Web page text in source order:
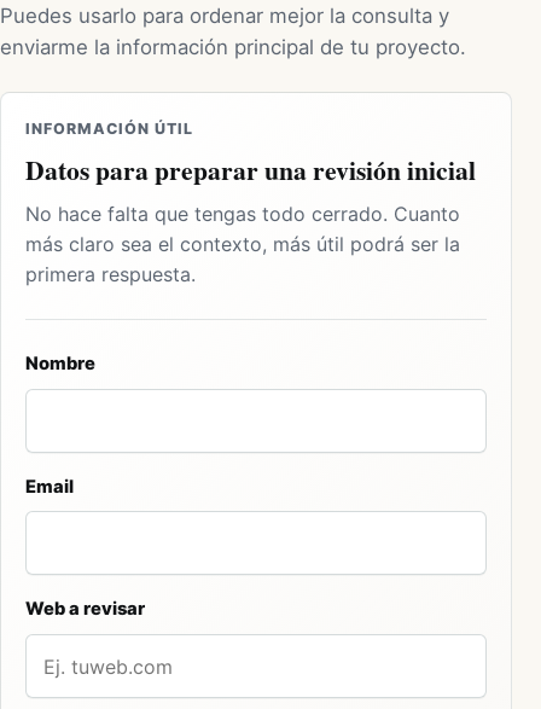
Puedes usarlo para ordenar mejor la consulta y
enviarme la información principal de tu proyecto.
INFORMACIÓN ÚTIL
Datos para preparar una revisión inicial
No hace falta que tengas todo cerrado. Cuanto
más claro sea el contexto, más útil podrá ser la
primera respuesta.
Nombre
Email
Web a revisar